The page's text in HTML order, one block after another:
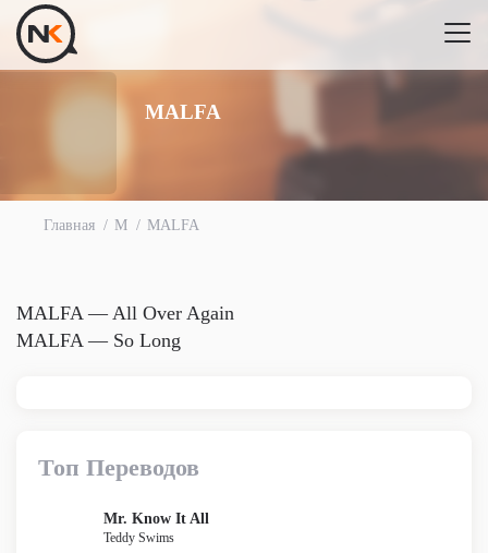
MALFA
Главная M MALFA
MALFA — All Over Again
MALFA — So Long
Топ Переводов
Mr. Know It All
Teddy Swims